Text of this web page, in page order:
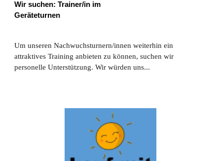
Wir suchen: Trainer/in im
Geräteturnen
Um unseren Nachwuchsturnern/innen weiterhin ein
attraktives Training anbieten zu können, suchen wir
personelle Unterstützung. Wir würden uns...